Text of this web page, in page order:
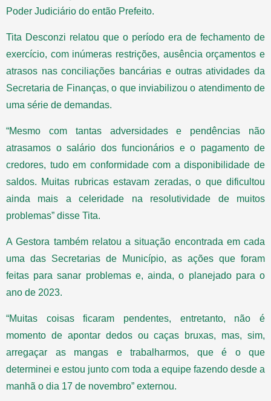
Poder Judiciário do então Prefeito.
Tita Desconzi relatou que o período era de fechamento de
exercício, com inúmeras restrições, ausência orçamentos e
atrasos nas conciliações bancárias e outras atividades da
Secretaria de Finanças, o que inviabilizou o atendimento de
uma série de demandas.
“Mesmo com tantas adversidades e pendências não
atrasamos o salário dos funcionários e o pagamento de
credores, tudo em conformidade com a disponibilidade de
saldos. Muitas rubricas estavam zeradas, o que dificultou
ainda mais a celeridade na resolutividade de muitos
problemas” disse Tita.
A Gestora também relatou a situação encontrada em cada
uma das Secretarias de Município, as ações que foram
feitas para sanar problemas e, ainda, o planejado para o
ano de 2023.
“Muitas coisas ficaram pendentes, entretanto, não é
momento de apontar dedos ou caças bruxas, mas, sim,
arregaçar as mangas e trabalharmos, que é o que
determinei e estou junto com toda a equipe fazendo desde a
manhã o dia 17 de novembro” externou.